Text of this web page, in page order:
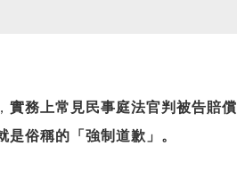
實務上常見民事庭法官判被告賠
俗稱的「強制道歉」。